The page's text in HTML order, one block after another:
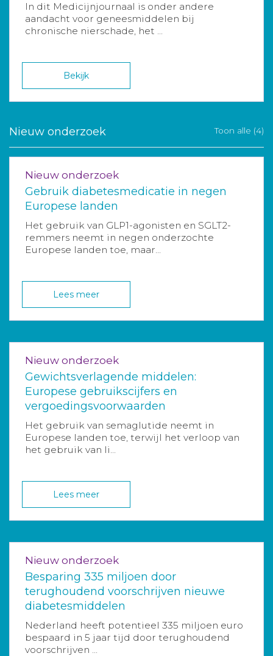
In dit Medicijnjournaal is onder andere
aandacht voor geneesmiddelen bij
chronische nierschade, het ...
Bekijk
Nieuw onderzoek Toon alle (4)
Nieuw onderzoek
Gebruik diabetesmedicatie in negen
Europese landen
Het gebruik van GLP1-agonisten en SGLT2-
remmers neemt in negen onderzochte
Europese landen toe, maar...
Lees meer
Nieuw onderzoek
Gewichtsverlagende middelen:
Europese gebruikscijfers en
vergoedingsvoorwaarden
Het gebruik van semaglutide neemt in
Europese landen toe, terwijl het verloop van
het gebruik van li...
Lees meer
Nieuw onderzoek
Besparing 335 miljoen door
terughoudend voorschrijven nieuwe
diabetesmiddelen
Nederland heeft potentieel 335 miljoen euro
bespaard in 5 jaar tijd door terughoudend
voorschrijven ...